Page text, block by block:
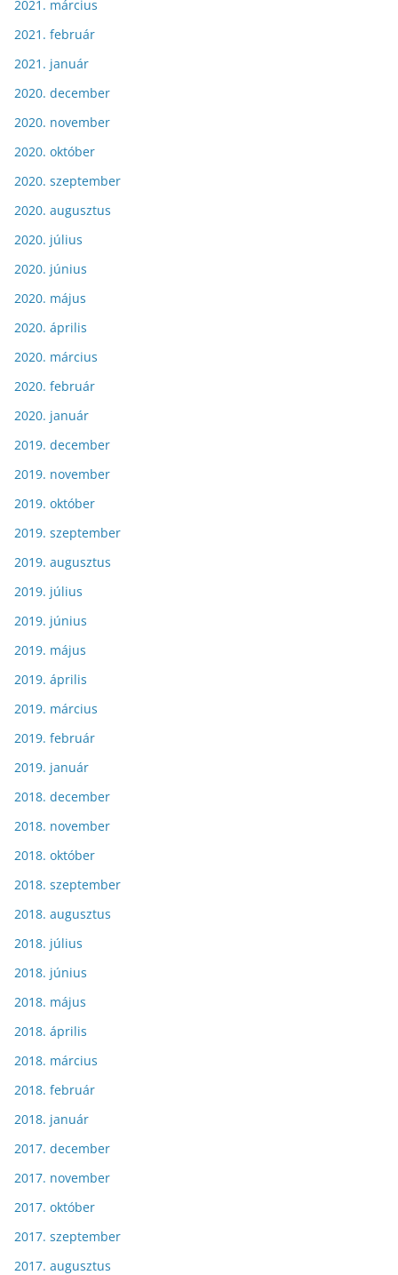
2021. március
2021. február
2021. január
2020. december
2020. november
2020. október
2020. szeptember
2020. augusztus
2020. július
2020. június
2020. május
2020. április
2020. március
2020. február
2020. január
2019. december
2019. november
2019. október
2019. szeptember
2019. augusztus
2019. július
2019. június
2019. május
2019. április
2019. március
2019. február
2019. január
2018. december
2018. november
2018. október
2018. szeptember
2018. augusztus
2018. július
2018. június
2018. május
2018. április
2018. március
2018. február
2018. január
2017. december
2017. november
2017. október
2017. szeptember
2017. augusztus